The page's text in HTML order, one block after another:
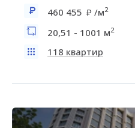
460 455 /м2
20,51 - 1001 м2
118 квартир